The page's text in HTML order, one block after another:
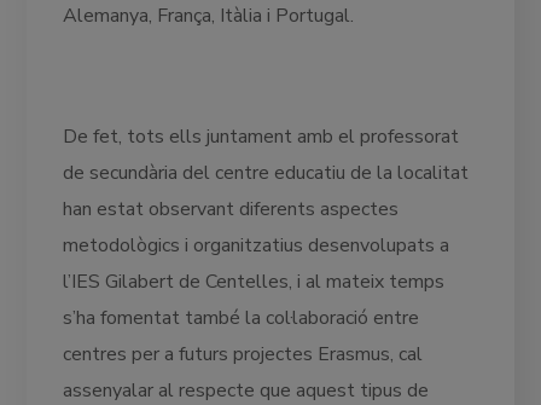
Alemanya, França, Itàlia i Portugal.
De fet, tots ells juntament amb el professorat
de secundària del centre educatiu de la localitat
han estat observant diferents aspectes
metodològics i organitzatius desenvolupats a
l’IES Gilabert de Centelles, i al mateix temps
s’ha fomentat també la col·laboració entre
centres per a futurs projectes Erasmus, cal
assenyalar al respecte que aquest tipus de